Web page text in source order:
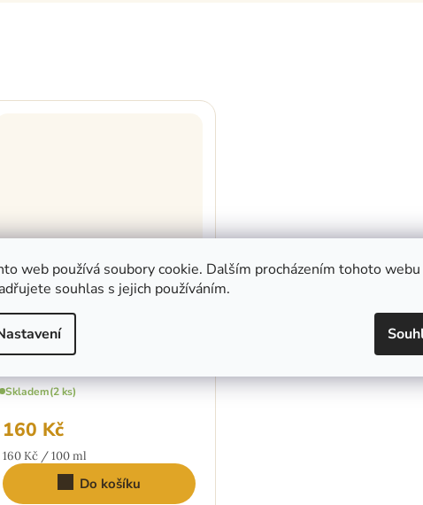
web používá soubory cookie. Dalším procházením tohoto webu
souhlas s jejich používáním.
extrakt -
Skladem(2 ks)
160 Kč
Měrná
cena:
160 Kč / 100 ml
Do košíku